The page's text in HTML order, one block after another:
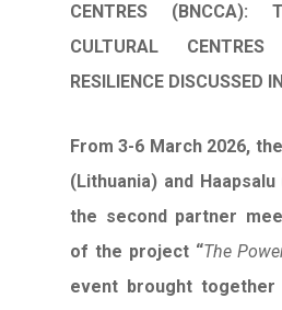
CENTRES (BNCCA):
CULTURAL
RESILIENCE DISCUSSED
From 3-6 March 2026,
(Lithuania) and
the second partner
of the project “The
event brought together